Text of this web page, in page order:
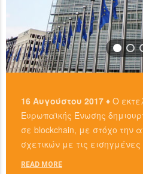
16 Αυγούστου 2017 ♦ Ο
Ευρωπαϊκής Ένωσης
σε blockchain, με στόχο
σχετικών με τις εισηγμένες
READ MORE